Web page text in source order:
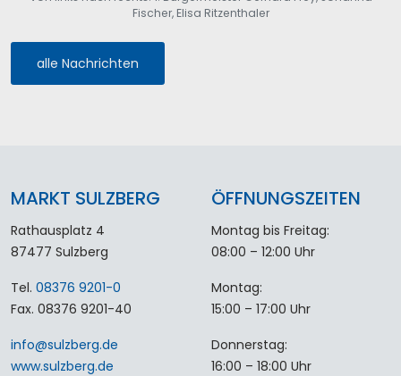
Fischer, Elisa Ritzenthaler
alle Nachrichten
MARKT SULZBERG
Rathausplatz 4
87477 Sulzberg
Tel. 08376 9201-0
Fax. 08376 9201-40
info@sulzberg.de
www.sulzberg.de
ÖFFNUNGSZEITEN
Montag bis Freitag:
08:00 – 12:00 Uhr
Montag:
15:00 – 17:00 Uhr
Donnerstag:
16:00 – 18:00 Uhr